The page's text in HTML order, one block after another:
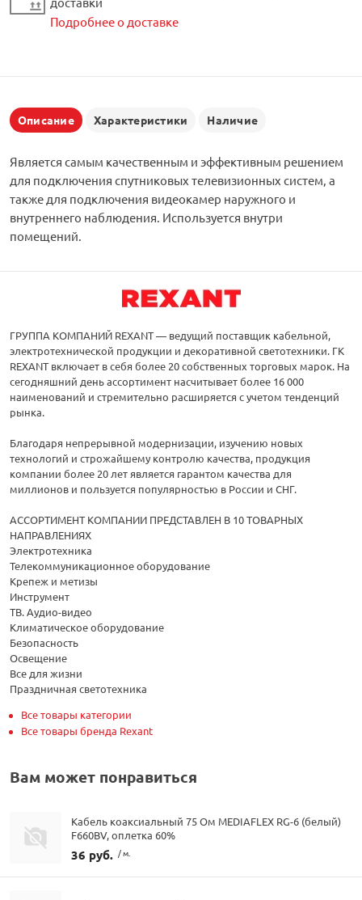
Подробнее о доставке
Описание Характеристики Наличие
Является самым качественным и эффективным решением
для подключения спутниковых телевизионных систем, а
также для подключения видеокамер наружного и
внутреннего наблюдения. Используется внутри
помещений.
ГРУППА КОМПАНИЙ REXANT — ведущий поставщик кабельной,
электротехнической продукции и декоративной светотехники. ГК
REXANT включает в себя более 20 собственных торговых марок. На
сегодняшний день ассортимент насчитывает более 16 000
наименований и стремительно расширяется с учетом тенденций
рынка.
Благодаря непрерывной модернизации, изучению новых
технологий и строжайшему контролю качества, продукция
компании более 20 лет является гарантом качества для
миллионов и пользуется популярностью в России и СНГ.
АССОРТИМЕНТ КОМПАНИИ ПРЕДСТАВЛЕН В 10 ТОВАРНЫХ
НАПРАВЛЕНИЯХ
Электротехника
Телекоммуникационное оборудование
Крепеж и метизы
Инструмент
ТВ. Аудио-видео
Климатическое оборудование
Безопасность
Освещение
Все для жизни
Праздничная светотехника
Все товары категории
Все товары бренда Rexant
Вам может понравиться
Кабель коаксиальный 75 Ом MEDIAFLEX RG-6 (белый)
F660BV, оплетка 60%
36 руб. / м.